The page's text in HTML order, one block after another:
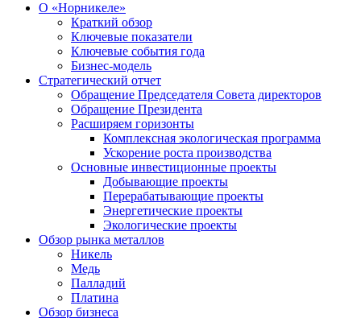
О «Норникеле»
Краткий обзор
Ключевые показатели
Ключевые события года
Бизнес-модель
Стратегический отчет
Обращение Председателя Совета директоров
Обращение Президента
Расширяем горизонты
Комплексная экологическая программа
Ускорение роста производства
Основные инвестиционные проекты
Добывающие проекты
Перерабатывающие проекты
Энергетические проекты
Экологические проекты
Обзор рынка металлов
Никель
Медь
Палладий
Платина
Обзор бизнеса